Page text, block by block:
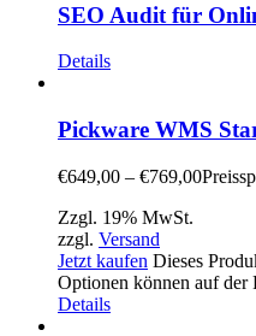
SEO Audit für
Details
Pickware WMS
€649,00 – €769,00
Zzgl. 19% MwSt.
zzgl. Versand
Jetzt kaufen Dieses
Optionen können auf der
Details